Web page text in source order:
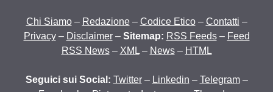
Chi Siamo– Redazione– Codice Etico– Contatti –
Privacy– Disclaimer– Sitemap: RSS Feeds– Feed
RSS News– XML– News– HTML
Seguici sui Social: Twitter– Linkedin – Telegram–